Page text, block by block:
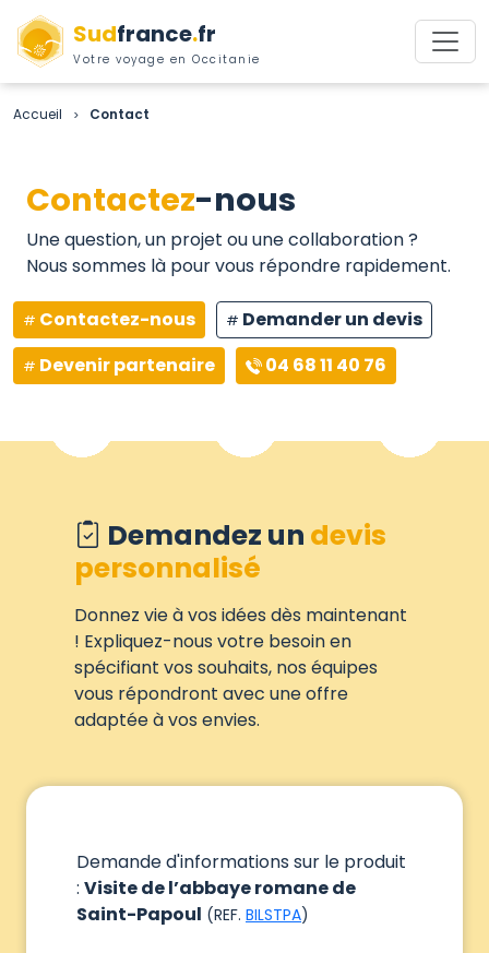
Sudfrance.fr
Votre voyage en Occitanie
Accueil > Contact
Contactez-nous
Une question, un projet ou une collaboration ?
Nous sommes là pour vous répondre rapidement.
Contactez-nous
Demander un devis
Devenir partenaire
04 68 11 40 76
Demandez un devis
personnalisé
Donnez vie à vos idées dès maintenant
! Expliquez-nous votre besoin en
spécifiant vos souhaits, nos équipes
vous répondront avec une offre
adaptée à vos envies.
Demande d'informations sur le produit
: Visite de l’abbaye romane de
Saint-Papoul (REF. BILSTPA)